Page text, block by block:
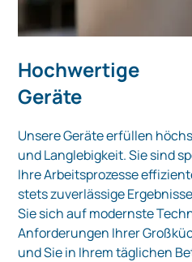
Hochwertige
Geräte
Unsere Geräte erfüllen
und Langlebigkeit. Sie sind
Ihre Arbeitsprozesse
stets zuverlässige
Sie sich auf modernste
Anforderungen Ihrer
und Sie in Ihrem täglichen